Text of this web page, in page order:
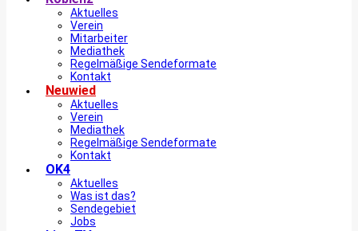
Aktuelles
Verein
Mitarbeiter
Mediathek
Regelmäßige Sendeformate
Kontakt
Neuwied
Aktuelles
Verein
Mediathek
Regelmäßige Sendeformate
Kontakt
OK4
Aktuelles
Was ist das?
Sendegebiet
Jobs